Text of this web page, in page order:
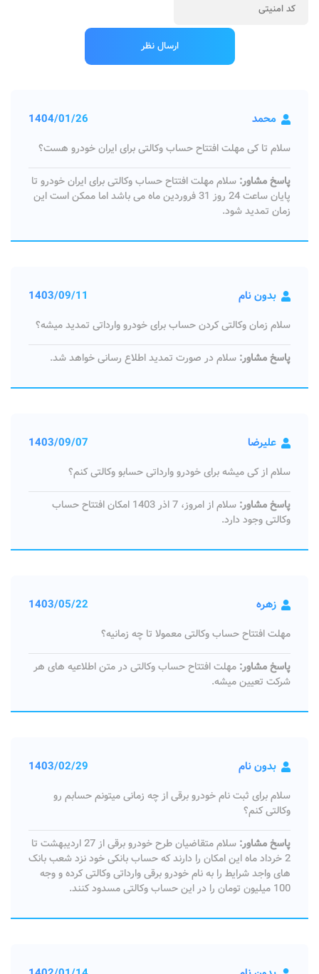
محمد 1404/01/26
سلام تا کی مهلت افتتاح حساب وکالتی برای ایران خودرو هست؟
پاسخ مشاور: سلام مهلت افتتاح حساب وکالتی برای ایران خودرو تا
پایان ساعت 24 روز 31 فروردین ماه می باشد اما ممکن است این
زمان تمدید شود.
بدون نام 1403/09/11
سلام زمان وکالتی کردن حساب برای خودرو وارداتی تمدید میشه؟
پاسخ مشاور: سلام در صورت تمدید اطلاع رسانی خواهد شد.
علیرضا 1403/09/07
سلام از کی میشه برای خودرو وارداتی حسابو وکالتی کنم؟
پاسخ مشاور:
سلام از امروز، 7 اذر 1403 امکان افتتاح حساب
وکالتی وجود دارد.
زهره 1403/05/22
مهلت افتتاح حساب وکالتی معمولا تا چه زمانیه؟
پاسخ مشاور: مهلت افتتاح حساب وکالتی در متن اطلاعیه های هر
شرکت تعیین میشه.
بدون نام 1403/02/29
سلام برای ثبت نام خودرو برقی از چه زمانی میتونم حسابم رو
وکالتی کنم؟
پاسخ مشاور:
سلام متقاضیان طرح خودرو برقی از 27 اردیبهشت تا
2 خرداد ماه این امکان را دارند که حساب‌ بانکی خود نزد شعب بانک‌
های واجد شرایط را به نام خودرو برقی وارداتی وکالتی کرده و وجه
100 میلیون تومان را در این حساب وکالتی مسدود کنند.